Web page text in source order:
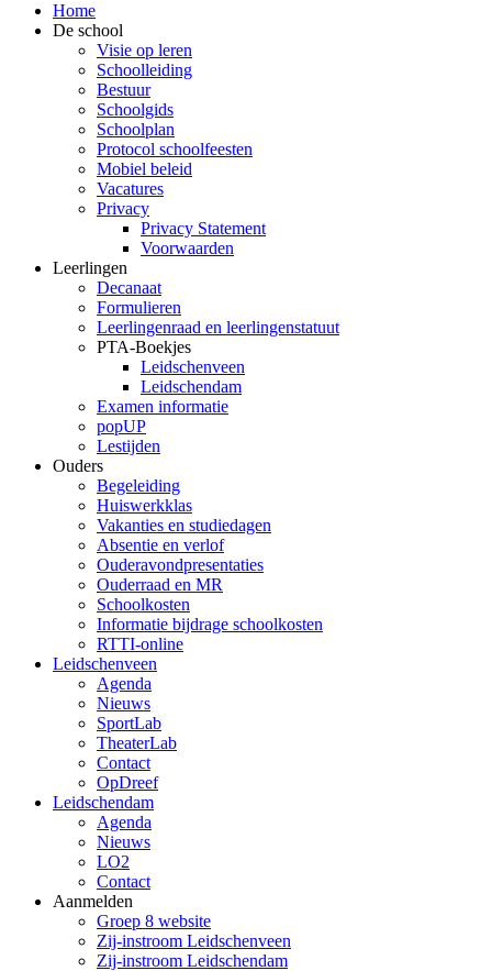
Home
De school
Visie op leren
Schoolleiding
Bestuur
Schoolgids
Schoolplan
Protocol schoolfeesten
Mobiel beleid
Vacatures
Privacy
Privacy Statement
Voorwaarden
Leerlingen
Decanaat
Formulieren
Leerlingenraad en leerlingenstatuut
PTA-Boekjes
Leidschenveen
Leidschendam
Examen informatie
popUP
Lestijden
Ouders
Begeleiding
Huiswerkklas
Vakanties en studiedagen
Absentie en verlof
Ouderavondpresentaties
Ouderraad en MR
Schoolkosten
Informatie bijdrage schoolkosten
RTTI-online
Leidschenveen
Agenda
Nieuws
SportLab
TheaterLab
Contact
OpDreef
Leidschendam
Agenda
Nieuws
LO2
Contact
Aanmelden
Groep 8 website
Zij-instroom Leidschenveen
Zij-instroom Leidschendam